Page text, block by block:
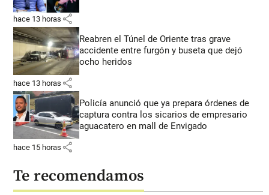
hace 13 horas share
Reabren el Túnel de Oriente tras grave
accidente entre furgón y buseta que dejó
ocho heridos
hace 13 horas share
Policía anunció que ya prepara órdenes de
captura contra los sicarios de empresario
aguacatero en mall de Envigado
hace 15 horas share
Te recomendamos